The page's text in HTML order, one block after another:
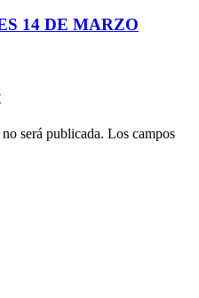
14 DE MARZO
será publicada. Los campos